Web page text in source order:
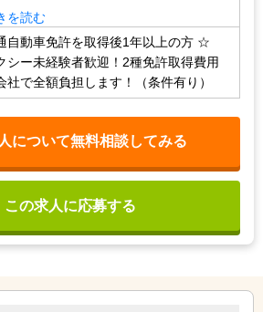
を読む
自動車免許を取得後1年以上の方 ☆
シー未経験者歓迎！2種免許取得費用
社で全額負担します！（条件有り）
について無料相談してみる
この求人に応募する